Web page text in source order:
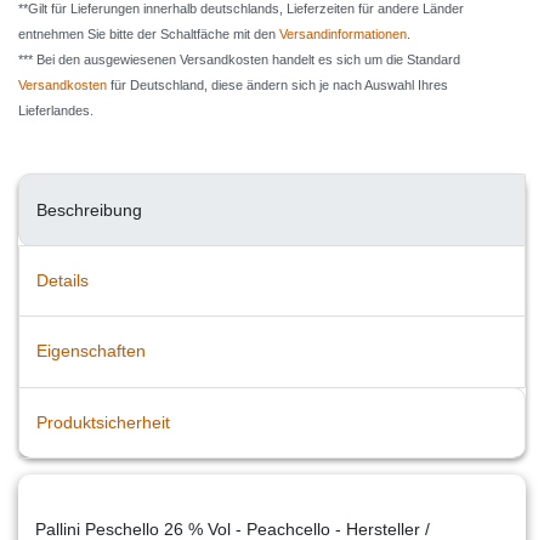
**Gilt für Lieferungen innerhalb deutschlands, Lieferzeiten für andere Länder
entnehmen Sie bitte der Schaltfäche mit den Versandinformationen
*** Bei den ausgewiesenen Versandkosten handelt es sich um die Standard
Versandkosten für Deutschland, diese ändern sich je nach Auswahl Ihres
Lieferlandes.
Beschreibung
Details
Eigenschaften
Produktsicherheit
Pallini Peschello 26 % Vol - Peachcello - Hersteller /